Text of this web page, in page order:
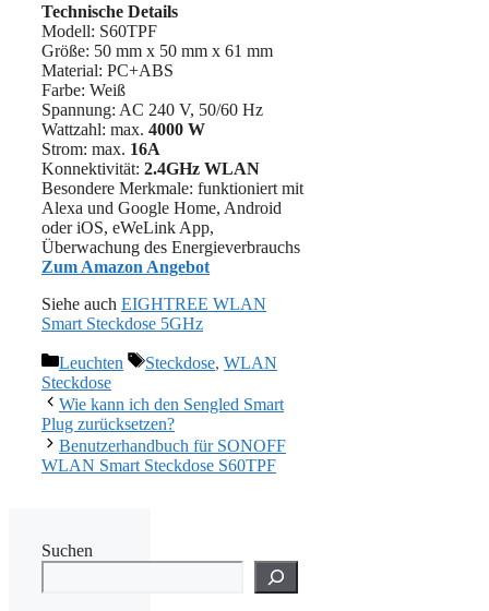
Technische Details
Modell: S60TPF
Größe: 50 mm x 50 mm x 61 mm
Material: PC+ABS
Farbe: Weiß
Spannung: AC 240 V, 50/60 Hz
Wattzahl: max. 4000 W
Strom: max. 16A
Konnektivität: 2.4GHz WLAN
Besondere Merkmale: funktioniert mit
Alexa und Google Home, Android
oder iOS, eWeLink App,
Überwachung des Energieverbrauchs
Zum Amazon Angebot
Siehe auch EIGHTREE WLAN
Smart Steckdose 5GHz
Kategorien
Leuchten Schlagwörter
Steckdose, WLAN
Steckdose
Wie kann ich den Sengled Smart
Plug zurücksetzen?
Benutzerhandbuch für SONOFF
WLAN Smart Steckdose S60TPF
Suchen